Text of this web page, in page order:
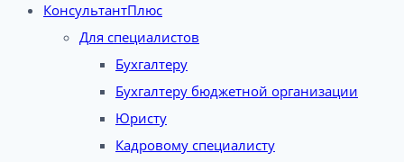
КонсультантПлюс
Для специалистов
Бухгалтеру
Бухгалтеру бюджетной организации
Юристу
Кадровому специалисту